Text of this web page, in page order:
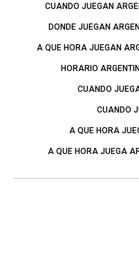
CUANDO JUEGAN
DONDE JUEGAN
A QUE HORA JUEGAN
HORARIO
CUANDO
CUANDO
A QUE HORA
A QUE HORA JUEGA